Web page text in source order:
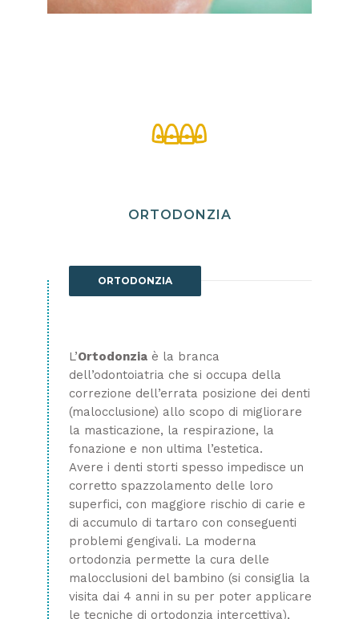
ORTODONZIA
ORTODONZIA
L’Ortodonzia è la branca
dell’odontoiatria che si occupa della
correzione dell’errata posizione dei denti
(malocclusione) allo scopo di migliorare
la masticazione, la respirazione, la
fonazione e non ultima l’estetica.
Avere i denti storti spesso impedisce un
corretto spazzolamento delle loro
superfici, con maggiore rischio di carie e
di accumulo di tartaro con conseguenti
problemi gengivali. La moderna
ortodonzia permette la cura delle
malocclusioni del bambino (si consiglia la
visita dai 4 anni in su per poter applicare
le tecniche di ortodonzia intercettiva),